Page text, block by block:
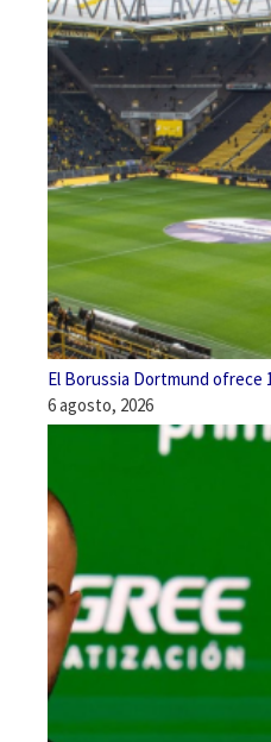
El Borussia Dortmund ofrece
6 agosto, 2026